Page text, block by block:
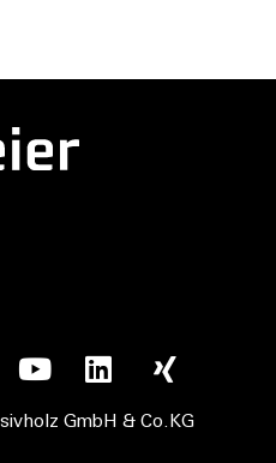
GmbH & Co.KG